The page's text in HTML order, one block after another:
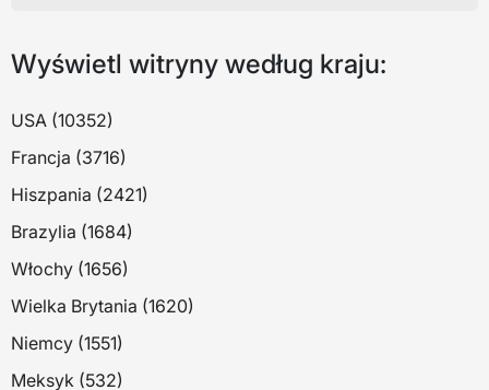
Wyświetl witryny według kraju:
USA (10352)
Francja (3716)
Hiszpania (2421)
Brazylia (1684)
Włochy (1656)
Wielka Brytania (1620)
Niemcy (1551)
Meksyk (532)